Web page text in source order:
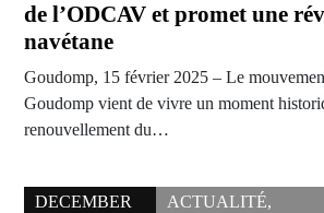
de l’ODCAV et promet une
navétane
Goudomp, 15 février 2025 – Le
Goudomp vient de vivre un moment
renouvellement du…
DECEMBER
ACTUALITÉ,